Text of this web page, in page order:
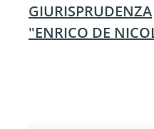
GIURISPRUDENZA
"ENRICO DE